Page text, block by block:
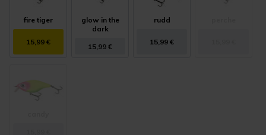
fire tiger
15,99 €
glow in the
dark
15,99 €
rudd
15,99 €